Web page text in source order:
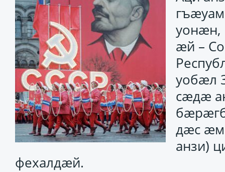
уонӕн,
ӕй –
уобӕл
сӕдӕ
дӕс
анзи)
фехалдӕй.